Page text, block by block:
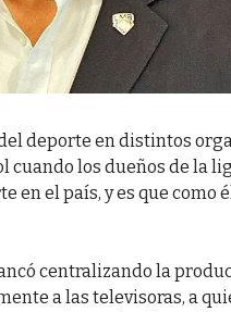
deporte en distintos
cuando los dueños de la
el país, y es que como
centralizando la
a las televisoras, a